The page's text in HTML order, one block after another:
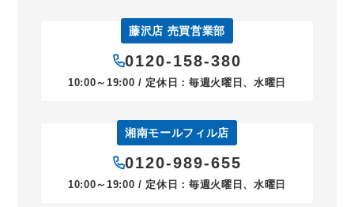
藤沢店 売買営業部
0120-158-380
10:00～19:00 / 定休日：毎週火曜日、水曜日
湘南モールフィル店
0120-989-655
10:00～19:00 / 定休日：毎週火曜日、水曜日